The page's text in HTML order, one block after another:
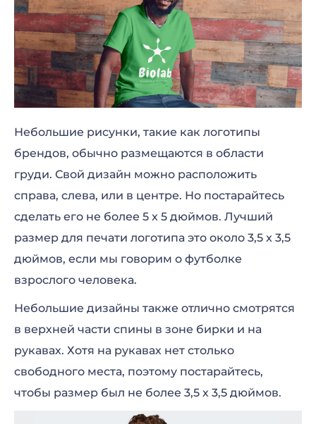
Небольшие рисунки, такие как логотипы
брендов, обычно размещаются в области
груди. Свой дизайн можно расположить
справа, слева, или в центре. Но постарайтесь
сделать его не более 5 x 5 дюймов. Лучший
размер для печати логотипа это около 3,5 x 3,5
дюймов, если мы говорим о футболке
взрослого человека.
Небольшие дизайны также отлично смотрятся
в верхней части спины в зоне бирки и на
рукавах. Хотя на рукавах нет столько
свободного места, поэтому постарайтесь,
чтобы размер был не более 3,5 х 3,5 дюймов.